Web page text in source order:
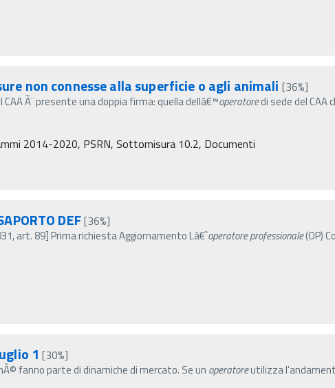
non connesse alla superficie o agli animali [36%]
Ã¨ presente una doppia firma: quella dellâ€™operatoredi sede del CAA
2014-2020, PSRN, Sottomisura 10.2, Documenti
DEF[36%]
art. 89] Prima richiesta Aggiornamento Lâ€˜operatoreprofessionale(OP)
1[30%]
fanno parte di dinamiche di mercato. Se un operatoreutilizza